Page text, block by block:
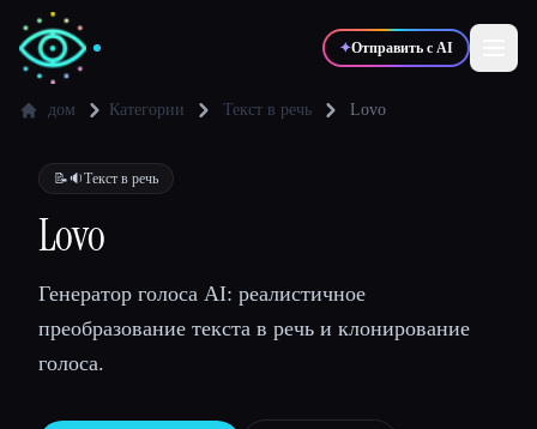
✦Отправить с AI
✍️Писатели
💻
🎓Студенты 🎬 Креаторы
дом Категории Текст в речь Lovo
📝🔉Текст в речь
Lovo
Генератор голоса AI: реалистичное
преобразование текста в речь и клонирование
голоса.